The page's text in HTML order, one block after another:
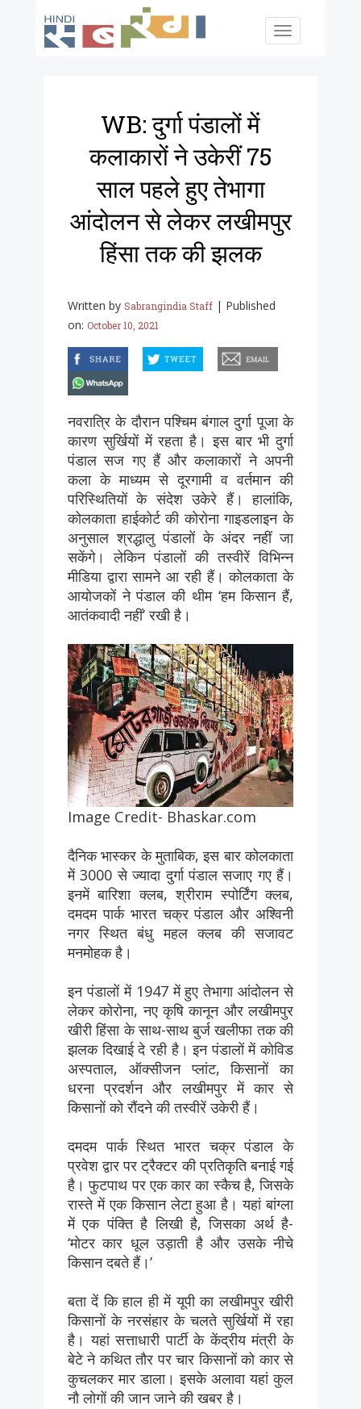
Toggle
WB: दुर्गा पंडालों में
कलाकारों ने उकेरीं 75
साल पहले हुए तेभागा
आंदोलन से लेकर लखीमपुर
हिंसा तक की झलक
Written by Sabrangindia Staff | Published
on: October 10, 2021
नवरात्रि के दौरान पश्चिम बंगाल दुर्गा पूजा के
कारण सुर्खियों में रहता है। इस बार भी दुर्गा
पंडाल सज गए हैं और कलाकारों ने अपनी
कला के माध्यम से दूरगामी व वर्तमान की
परिस्थितियों के संदेश उकेरे हैं। हालांकि,
कोलकाता हाईकोर्ट की कोरोना गाइडलाइन के
अनुसाल श्रद्धालु पंडालों के अंदर नहीं जा
सकेंगे। लेकिन पंडालों की तस्वीरें विभिन्न
मीडिया द्वारा सामने आ रही हैं। कोलकाता के
आयोजकों ने पंडाल की थीम ‘हम किसान हैं,
आतंकवादी नहीं’ रखी है।
Image Credit- Bhaskar.com
दैनिक भास्कर के मुताबिक, इस बार कोलकाता
में 3000 से ज्यादा दुर्गा पंडाल सजाए गए हैं।
इनमें बारिशा क्लब, श्रीराम स्पोर्टिंग क्लब,
दमदम पार्क भारत चक्र पंडाल और अश्विनी
नगर स्थित बंधु महल क्लब की सजावट
मनमोहक है।
इन पंडालों में 1947 में हुए तेभागा आंदोलन से
लेकर कोरोना, नए कृषि कानून और लखीमपुर
खीरी हिंसा के साथ-साथ बुर्ज खलीफा तक की
झलक दिखाई दे रही है। इन पंडालों में कोविड
अस्पताल, ऑक्सीजन प्लांट, किसानों का
धरना प्रदर्शन और लखीमपुर में कार से
किसानों को रौंदने की तस्वीरें उकेरी हैं।
दमदम पार्क स्थित भारत चक्र पंडाल के
प्रवेश द्वार पर ट्रैक्टर की प्रतिकृति बनाई गई
है। फुटपाथ पर एक कार का स्कैच है, जिसके
रास्ते में एक किसान लेटा हुआ है। यहां बांग्ला
में एक पंक्ति है लिखी है, जिसका अर्थ है-
‘मोटर कार धूल उड़ाती है और उसके नीचे
किसान दबते हैं।’
बता दें कि हाल ही में यूपी का लखीमपुर खीरी
किसानों के नरसंहार के चलते सुर्खियों में रहा
है। यहां सत्ताधारी पार्टी के केंद्रीय मंत्री के
बेटे ने कथित तौर पर चार किसानों को कार से
कुचलकर मार डाला। इसके अलावा यहां कुल
नौ लोगों की जान जाने की खबर है।